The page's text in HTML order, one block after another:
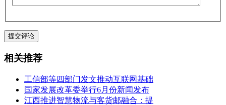
相关推荐
工信部等四部门发文推动互联网基础
国家发展改革委举行6月份新闻发布
江西推进智慧物流与客货邮融合：提